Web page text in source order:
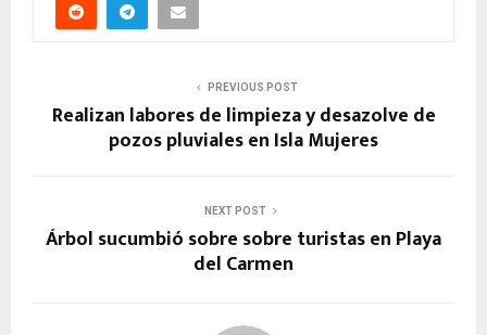
PREVIOUS POST
Realizan labores de limpieza y desazolve de
pozos pluviales en Isla Mujeres
NEXT POST
Árbol sucumbió sobre sobre turistas en Playa
del Carmen